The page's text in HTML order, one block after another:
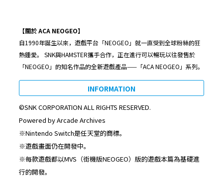
【關於 ACA NEOGEO】
自1990年誕生以來，遊戲平台「NEOGEO」就一直受到全球粉絲的狂
熱鍾愛。 SNK與HAMSTER攜手合作，正在進行可以暢玩以往發售於
「NEOGEO」的知名作品的全新遊戲產品——「ACA NEOGEO」系列。
INFORMATION
©SNK CORPORATION ALL RIGHTS RESERVED.
Powered by Arcade Archives
※Nintendo Switch是任天堂的商標。
※遊戲畫面仍在開發中。
※每款遊戲都以MVS（街機版NEOGEO）版的遊戲本篇為基礎進
行的開發。